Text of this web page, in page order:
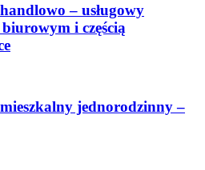
– usługowy
i częścią
jednorodzinny –